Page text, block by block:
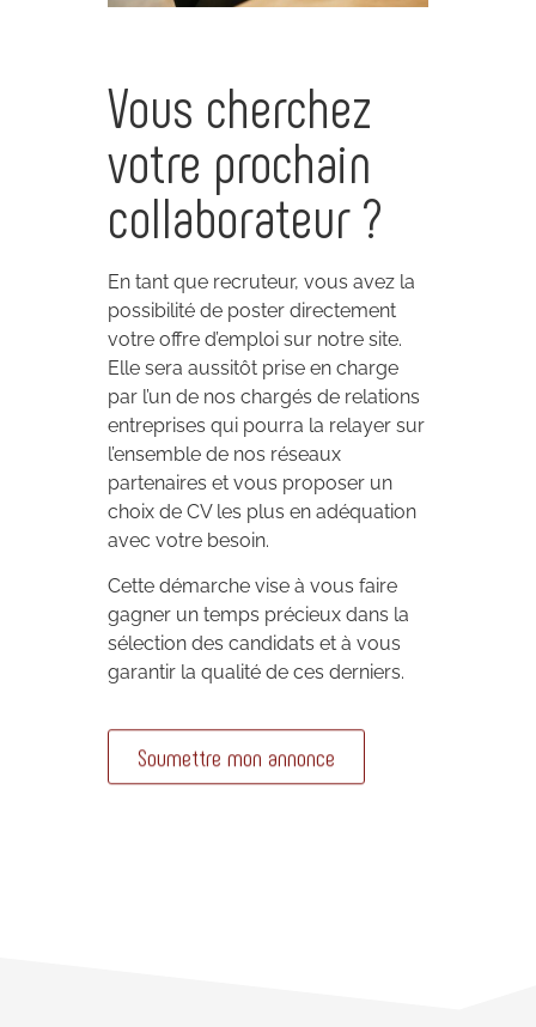
Vous cherchez
votre prochain
collaborateur ?
En tant que recruteur, vous avez la
possibilité de poster directement
votre offre d’emploi sur notre site.
Elle sera aussitôt prise en charge
par l’un de nos chargés de relations
entreprises qui pourra la relayer sur
l’ensemble de nos réseaux
partenaires et vous proposer un
choix de CV les plus en adéquation
avec votre besoin.
Cette démarche vise à vous faire
gagner un temps précieux dans la
sélection des candidats et à vous
garantir la qualité de ces derniers.
Soumettre mon annonce